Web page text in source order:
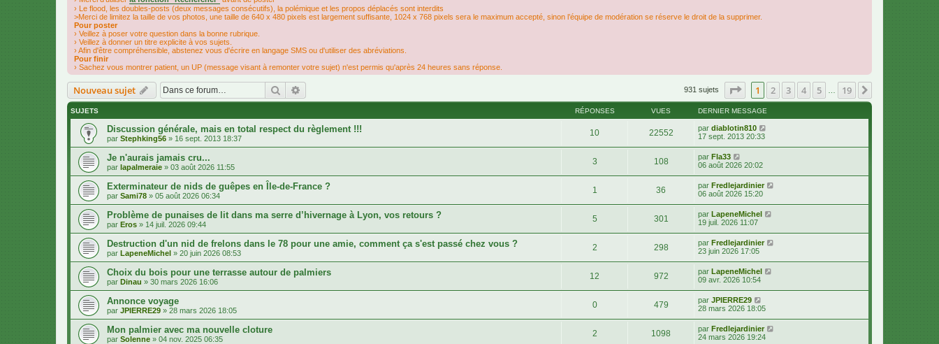
› Le flood, les doubles-posts (deux messages consécutifs), la polémique et les propos déplacés sont interdits
>Merci de limitez la taille de vos photos, une taille de 640 x 480 pixels est largement suffisante, 1024 x 768 pixels sera le maximum accepté, sinon l’équipe de modération se réserve le droit de la supprimer.
Pour poster
› Veillez à poser votre question dans la bonne rubrique.
› Veillez à donner un titre explicite à vos sujets.
› Afin d'être compréhensible, abstenez vous d'écrire en langage SMS ou d'utiliser des abréviations.
Pour finir
› Sachez vous montrer patient, un UP (message visant à remonter votre sujet) n'est permis qu'après 24 heures sans réponse.
Nouveau sujet Rechercher 931 sujets Page sur19
1 2 3 4 5 19
SUJETS RÉPONSES VUES DERNIER MESSAGE
Discussion générale, mais en total respect du règlement !!!
par Stephking56 » 16 sept. 2013 18:37
10 22552 par diablotin810
17 sept. 2013 20:33
Je n'aurais jamais cru...
par lapalmeraie » 03 août 2026 11:55
3 108 par Fla33
06 août 2026 20:02
Exterminateur de nids de guêpes en Île-de-France ?
par Sami78 » 05 août 2026 06:34
1 36 par Fredlejardinier
06 août 2026 15:20
Problème de punaises de lit dans ma serre d’hivernage à Lyon, vos retours ?
par Eros » 14 juil. 2026 09:44
5 301 par LapeneMichel
19 juil. 2026 11:07
Destruction d'un nid de frelons dans le 78 pour une amie, comment ça s'est passé chez vous ?
par LapeneMichel » 20 juin 2026 08:53
2 298 par Fredlejardinier
23 juin 2026 17:05
Choix du bois pour une terrasse autour de palmiers
par Dinau » 30 mars 2026 16:06
12 972 par LapeneMichel
09 avr. 2026 10:54
Annonce voyage
par JPIERRE29 » 28 mars 2026 18:05
0 479 par JPIERRE29
28 mars 2026 18:05
Mon palmier avec ma nouvelle cloture
par Solenne » 04 nov. 2025 06:35
2 1098 par Fredlejardinier
24 mars 2026 19:24